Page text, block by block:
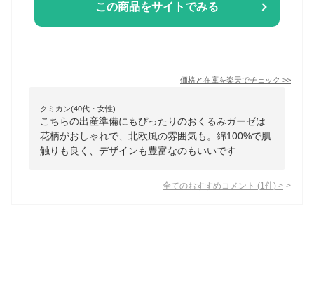
この商品をサイトでみる
価格と在庫を楽天でチェック >>
クミカン(40代・女性)
こちらの出産準備にもぴったりのおくるみガーゼは
花柄がおしゃれで、北欧風の雰囲気も。綿100%で肌
触りも良く、デザインも豊富なのもいいです
全てのおすすめコメント (1 件) >